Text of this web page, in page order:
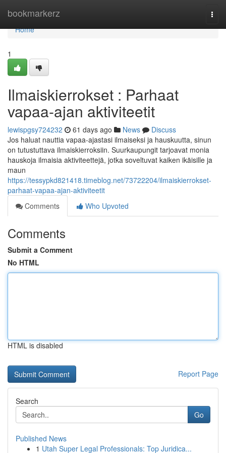
bookmarkerz
Home
Home
1
Ilmaiskierrokset : Parhaat
vapaa-ajan aktiviteetit
lewispgsy724232 61 days ago News
Discuss
Jos haluat nauttia vapaa-ajastasi ilmaiseksi ja hauskuutta, sinun
on tutustuttava ilmaiskierroksiin. Suurkaupungit tarjoavat monia
hauskoja ilmaisia aktiviteettejä, jotka soveltuvat kaiken ikäisille ja
maun
https://tessypkd821418.timeblog.net/73722204/ilmaiskierrokset-
parhaat-vapaa-ajan-aktiviteetit
Comments
Who Upvoted
Comments
Submit a Comment
No HTML
HTML is disabled
Report Page
Search
Go
Published News
1 Utah Super Legal Professionals: Top Juridica...